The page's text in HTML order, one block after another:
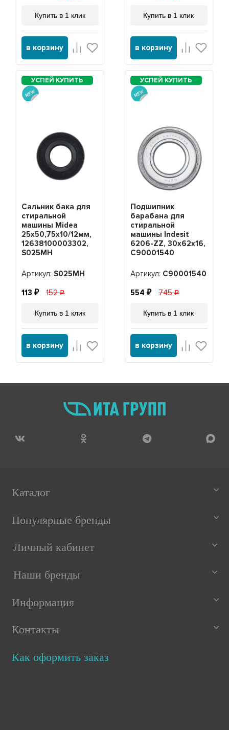
Купить в 1 клик
в корзину
Купить в 1 клик
в корзину
Сальник бака для
стиральной
машины Midea
25x50,75x10/12мм,
12638100003302,
S025MH
Артикул:S025MH
113 152
Купить в 1 клик
в корзину
Подшипник
барабана для
стиральной
машины Indesit
6206-ZZ, 30x62x16,
С90001540
Артикул: C90001540
554 745
Купить в 1 клик
в корзину
Каталог
Популярные бренды
Личный кабинет
Наши бренды
Информация
Контакты
Как оформить заказ